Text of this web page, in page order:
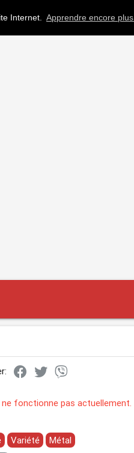
Internet. Apprendre encore plus.
fonctionne pas actuellement.
Variété
Métal